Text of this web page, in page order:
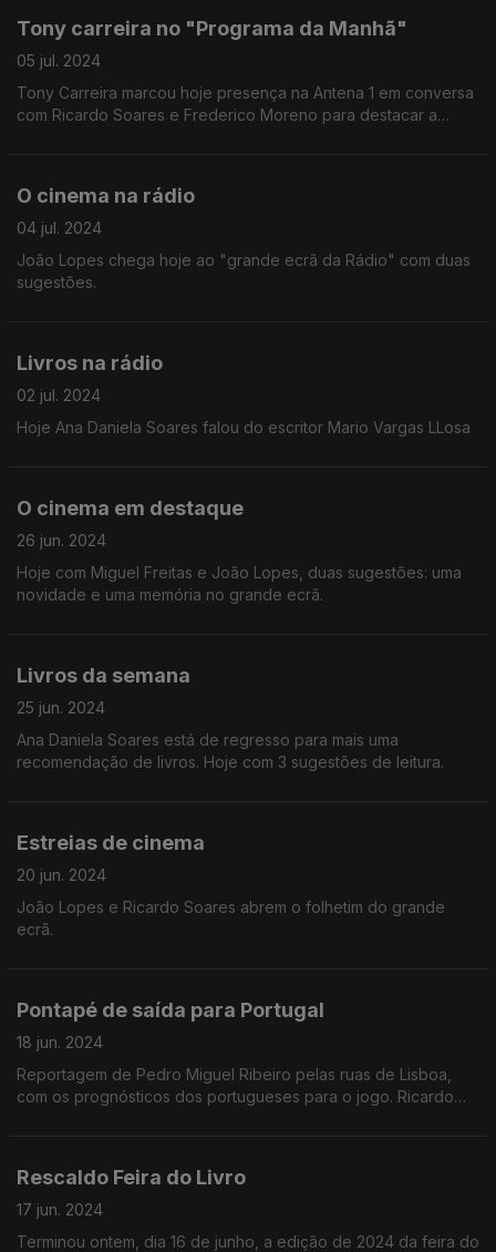
Tony carreira no "Programa da Manhã"
05 jul. 2024
Tony Carreira marcou hoje presença na Antena 1 em conversa
com Ricardo Soares e Frederico Moreno para destacar a
O cinema na rádio
04 jul. 2024
João Lopes chega hoje ao "grande ecrã da Rádio" com duas
sugestões.
Livros na rádio
02 jul. 2024
Hoje Ana Daniela Soares falou do escritor Mario Vargas LLosa
O cinema em destaque
26 jun. 2024
Hoje com Miguel Freitas e João Lopes, duas sugestões: uma
novidade e uma memória no grande ecrã.
Livros da semana
25 jun. 2024
Ana Daniela Soares está de regresso para mais uma
recomendação de livros. Hoje com 3 sugestões de leitura.
Estreias de cinema
20 jun. 2024
João Lopes e Ricardo Soares abrem o folhetim do grande
ecrã.
Pontapé de saída para Portugal
18 jun. 2024
Reportagem de Pedro Miguel Ribeiro pelas ruas de Lisboa,
com os prognósticos dos portugueses para o jogo. Ricardo
Rescaldo Feira do Livro
17 jun. 2024
Terminou ontem, dia 16 de junho, a edição de 2024 da feira do